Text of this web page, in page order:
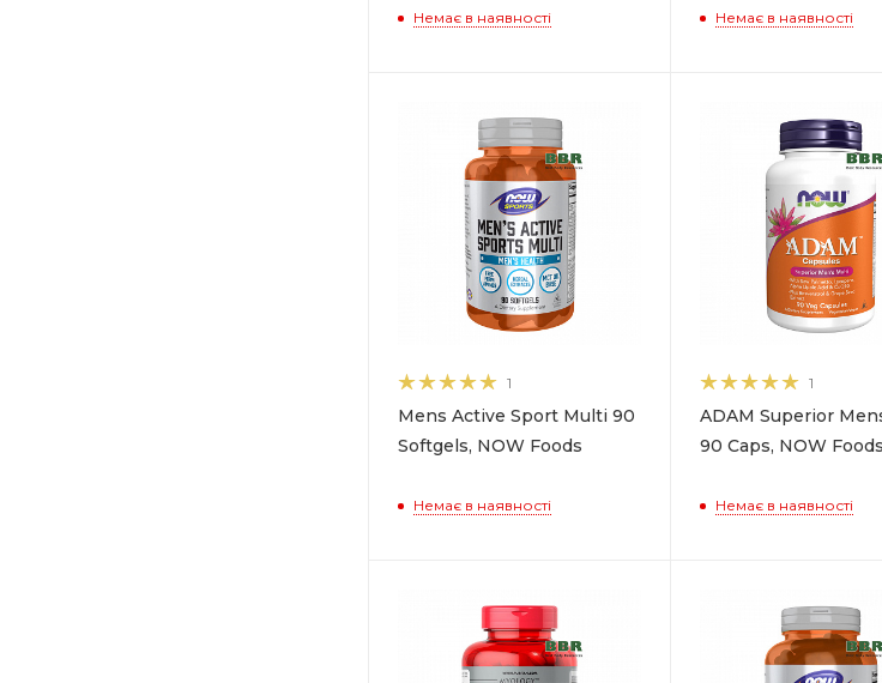
Немає в наявності Немає в наявності
1
Mens Active Sport Multi 90
Softgels, NOW Foods
Немає в наявності
1
ADAM Superior
90 Caps, NOW Foods
Немає в наявності